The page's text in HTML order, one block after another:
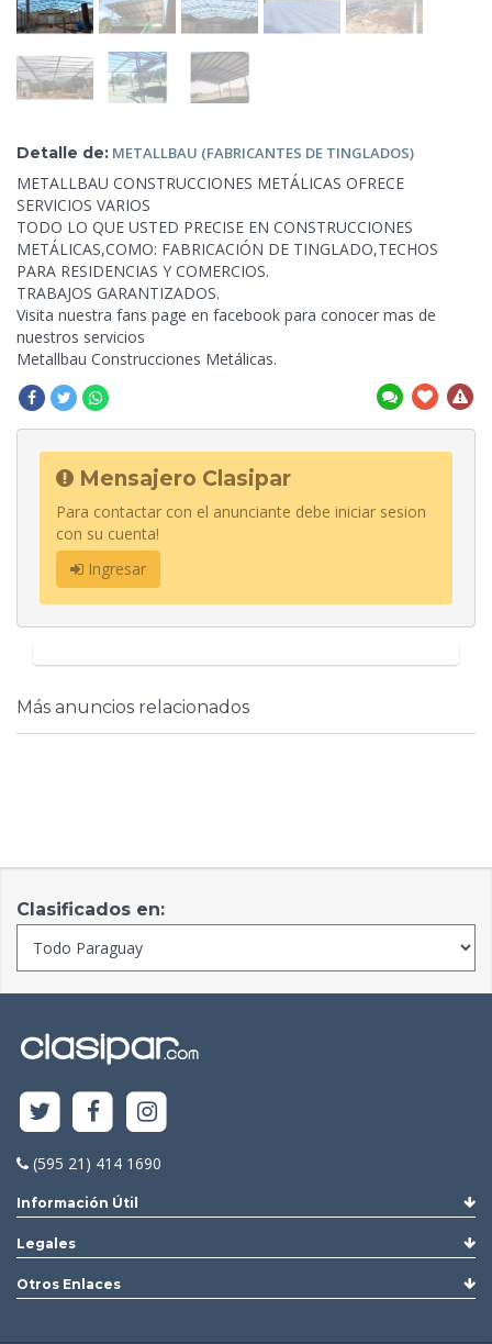
Detalle de: METALLBAU (FABRICANTES DE TINGLADOS)
METALLBAU CONSTRUCCIONES METÁLICAS OFRECE
SERVICIOS VARIOS
TODO LO QUE USTED PRECISE EN CONSTRUCCIONES
METÁLICAS,COMO: FABRICACIÓN DE TINGLADO,TECHOS
PARA RESIDENCIAS Y COMERCIOS.
TRABAJOS GARANTIZADOS.
Visita nuestra fans page en facebook para conocer mas de
nuestros servicios
Metallbau Construcciones Metálicas.
Mensajero Clasipar
Para contactar con el anunciante debe iniciar sesion
con su cuenta!
Ingresar
Más anuncios relacionados
Clasificados en:
(595 21) 414 1690
Información Útil
Legales
Otros Enlaces